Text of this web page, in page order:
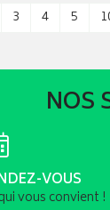
3 4 5
NOS
VOUS
vous convient !